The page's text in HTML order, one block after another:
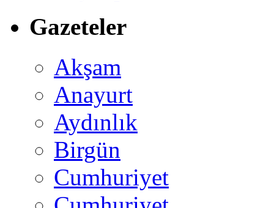
Gazeteler
Akşam
Anayurt
Aydınlık
Birgün
Cumhuriyet